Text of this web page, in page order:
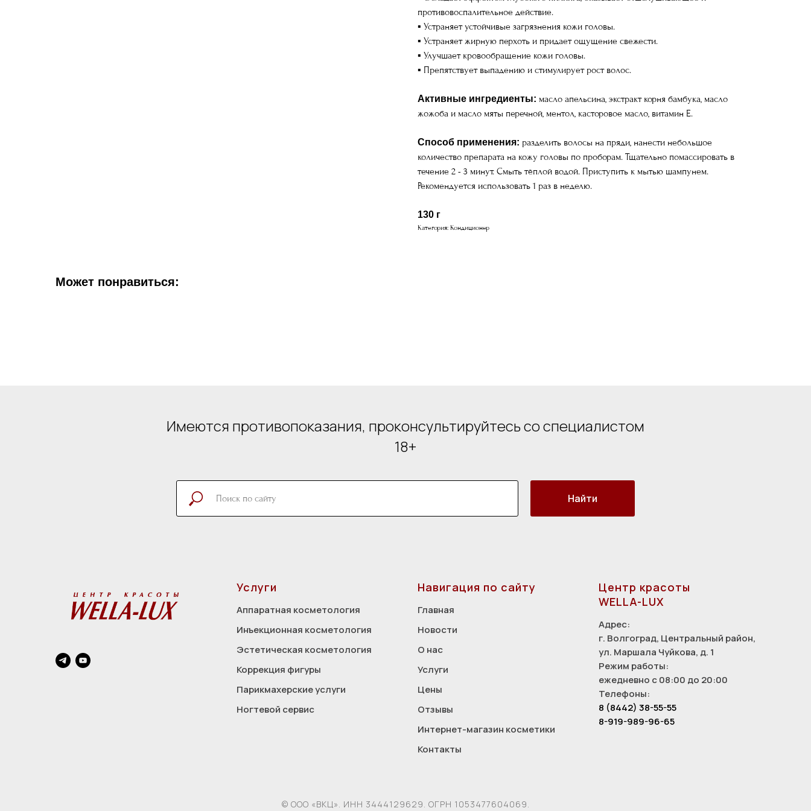
противовоспалительное действие.
▪ Устраняет устойчивые загрязнения кожи головы.
▪ Устраняет жирную перхоть и придает ощущение свежести.
▪ Улучшает кровообращение кожи головы.
▪ Препятствует выпадению и стимулирует рост волос.
Активные ингредиенты: масло апельсина, экстракт корня бамбука, масло
жожоба и масло мяты перечной, ментол, касторовое масло, витамин Е.
Способ применения: разделить волосы на пряди, нанести небольшое
количество препарата на кожу головы по проборам. Тщательно помассировать в
течение 2 - 3 минут. Смыть тёплой водой. Приступить к мытью шампунем.
Рекомендуется использовать 1 раз в неделю.
130 г
Категория: Кондиционер
Может понравиться:
Имеются противопоказания, проконсультируйтесь со специалистом
18+
Найти
Услуги
Аппаратная косметология
Инъекционная косметология
Эстетическая косметология
Коррекция фигуры
Парикмахерские услуги
Ногтевой сервис
Навигация по сайту
Главная
Новости
О нас
Услуги
Цены
Отзывы
Интернет-магазин косметики
Контакты
Центр красоты
WELLA-LUX
Адрес:
г. Волгоград, Центральный район,
ул. Маршала Чуйкова, д. 1
Режим работы:
ежедневно с 08:00 до 20:00
Телефоны:
8 (8442) 38-55-55
8-919-989-96-65
© ООО «ВКЦ». ИНН 3444129629. ОГРН 1053477604069.